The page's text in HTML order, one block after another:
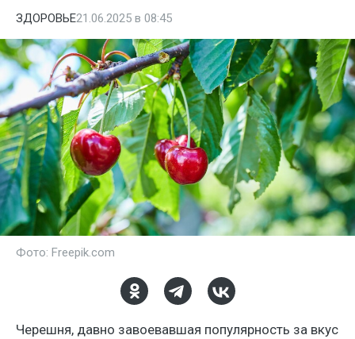
ЗДОРОВЬЕ21.06.2025 в 08:45
Фото: Freepik.com
Черешня, давно завоевавшая популярность за вкус